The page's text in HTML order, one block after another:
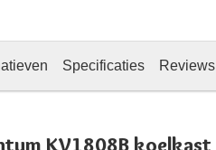
Specificaties Reviews
KV1808B koelkast